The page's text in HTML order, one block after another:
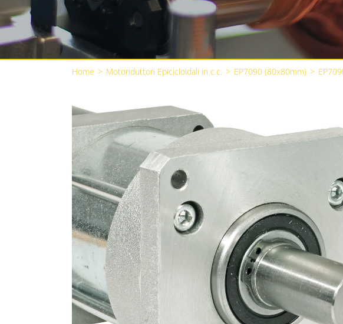
Home > Motoriduttori Epicicloidali in c.c. > EP7090 (80x80mm) >